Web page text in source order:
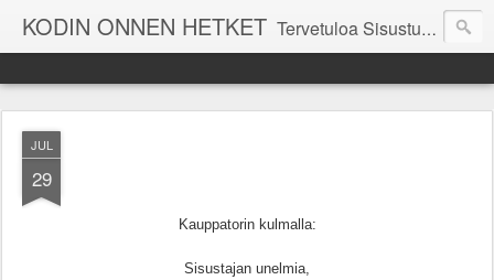
KODIN ONNEN HETKET Tervetuloa Sisustustalo Kodinonnen "kuulumisia Kodinonnesta" -sivuille. Näillä sivuilla kerromme ajankohtaisia asioita myymälämme tapahtumista. Toivottavasti viihdyt seurassamme!
JUL
29
Kauppatorin kulmalla:
Sisustajan unelmia,